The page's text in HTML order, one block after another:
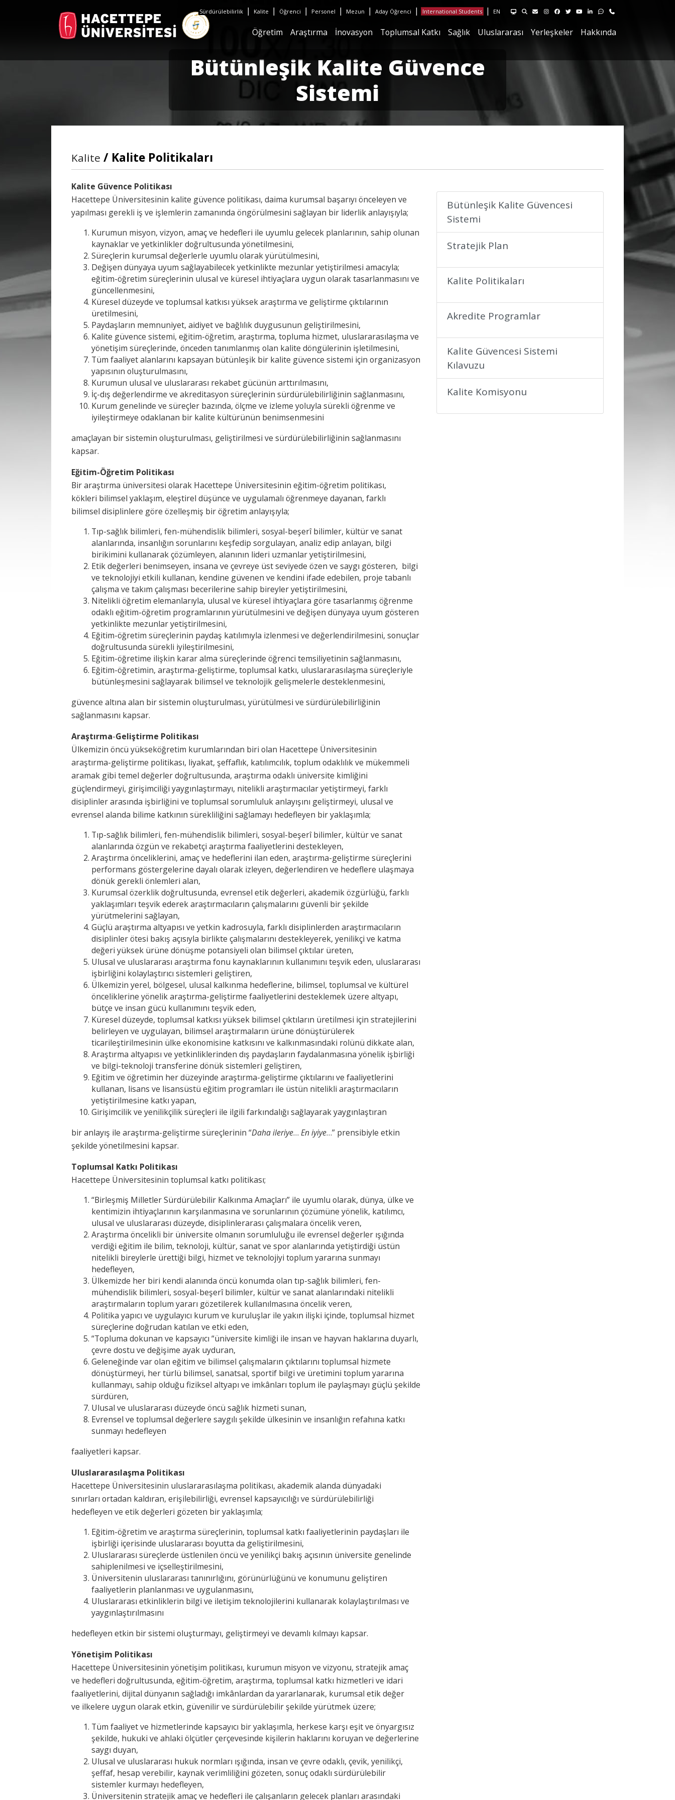
HUYSIS Hacettepe Yönetim Sistemlerini ziyaret edin
Site içi arama sayfasını ziyaret ediniz
Hacettepe Bilgi İşlem E-posta sayfasını ziyaret
Instagram sayfamızı ziyaret edin
Facebook sayfamızı ziyaret edin
X sayfamızı ziyaret edin
Youtube sayfamızı ziyaret edin
Linkedin sayfamızı ziyaret
Geri Bildirim sayfamızı
Sürdürülebilirlik | Kalite | Öğrenci | Personel | Mezun | Aday Öğrenci | International Students | EN
Öğretim Araştırma İnovasyon Toplumsal Katkı Sağlık Uluslararası Yerleşkeler Hakkında
Bütünleşik Kalite Güvence
Sistemi
Kalite / Kalite Politikaları
Kalite Güvence Politikası
Hacettepe Üniversitesinin kalite güvence politikası, daima kurumsal başarıyı önceleyen ve
yapılması gerekli iş ve işlemlerin zamanında öngörülmesini sağlayan bir liderlik anlayışıyla;
Kurumun misyon, vizyon, amaç ve hedefleri ile uyumlu gelecek planlarının, sahip olunan
kaynaklar ve yetkinlikler doğrultusunda yönetilmesini,
Süreçlerin kurumsal değerlerle uyumlu olarak yürütülmesini,
Değişen dünyaya uyum sağlayabilecek yetkinlikte mezunlar yetiştirilmesi amacıyla;
eğitim-öğretim süreçlerinin ulusal ve küresel ihtiyaçlara uygun olarak tasarlanmasını ve
güncellenmesini,
Küresel düzeyde ve toplumsal katkısı yüksek araştırma ve geliştirme çıktılarının
üretilmesini,
Paydaşların memnuniyet, aidiyet ve bağlılık duygusunun geliştirilmesini,
Kalite güvence sistemi, eğitim-öğretim, araştırma, topluma hizmet, uluslararasılaşma ve
yönetişim süreçlerinde, önceden tanımlanmış olan kalite döngülerinin işletilmesini,
Tüm faaliyet alanlarını kapsayan bütünleşik bir kalite güvence sistemi için organizasyon
yapısının oluşturulmasını,
Kurumun ulusal ve uluslararası rekabet gücünün arttırılmasını,
İç-dış değerlendirme ve akreditasyon süreçlerinin sürdürülebilirliğinin sağlanmasını,
Kurum genelinde ve süreçler bazında, ölçme ve izleme yoluyla sürekli öğrenme ve
iyileştirmeye odaklanan bir kalite kültürünün benimsenmesini
amaçlayan bir sistemin oluşturulması, geliştirilmesi ve sürdürülebilirliğinin sağlanmasını
kapsar.
Eğitim-Öğretim Politikası
Bir araştırma üniversitesi olarak Hacettepe Üniversitesinin eğitim-öğretim politikası,
kökleri bilimsel yaklaşım, eleştirel düşünce ve uygulamalı öğrenmeye dayanan, farklı
bilimsel disiplinlere göre özelleşmiş bir öğretim anlayışıyla;
Tıp-sağlık bilimleri, fen-mühendislik bilimleri, sosyal-beşerî bilimler, kültür ve sanat
alanlarında, insanlığın sorunlarını keşfedip sorgulayan, analiz edip anlayan, bilgi
birikimini kullanarak çözümleyen, alanının lideri uzmanlar yetiştirilmesini,
Etik değerleri benimseyen, insana ve çevreye üst seviyede özen ve saygı gösteren, bilgi
ve teknolojiyi etkili kullanan, kendine güvenen ve kendini ifade edebilen, proje tabanlı
çalışma ve takım çalışması becerilerine sahip bireyler yetiştirilmesini,
Nitelikli öğretim elemanlarıyla, ulusal ve küresel ihtiyaçlara göre tasarlanmış öğrenme
odaklı eğitim-öğretim programlarının yürütülmesini ve değişen dünyaya uyum gösteren
yetkinlikte mezunlar yetiştirilmesini,
Eğitim-öğretim süreçlerinin paydaş katılımıyla izlenmesi ve değerlendirilmesini, sonuçlar
doğrultusunda sürekli iyileştirilmesini,
Eğitim-öğretime ilişkin karar alma süreçlerinde öğrenci temsiliyetinin sağlanmasını,
Eğitim-öğretimin, araştırma-geliştirme, toplumsal katkı, uluslararasılaşma süreçleriyle
bütünleşmesini sağlayarak bilimsel ve teknolojik gelişmelerle desteklenmesini,
güvence altına alan bir sistemin oluşturulması, yürütülmesi ve sürdürülebilirliğinin
sağlanmasını kapsar.
Araştırma-Geliştirme Politikası
Ülkemizin öncü yükseköğretim kurumlarından biri olan Hacettepe Üniversitesinin
araştırma-geliştirme politikası, liyakat, şeffaflık, katılımcılık, toplum odaklılık ve mükemmeli
aramak gibi temel değerler doğrultusunda, araştırma odaklı üniversite kimliğini
güçlendirmeyi, girişimciliği yaygınlaştırmayı, nitelikli araştırmacılar yetiştirmeyi, farklı
disiplinler arasında işbirliğini ve toplumsal sorumluluk anlayışını geliştirmeyi, ulusal ve
evrensel alanda bilime katkının sürekliliğini sağlamayı hedefleyen bir yaklaşımla;
Tıp-sağlık bilimleri, fen-mühendislik bilimleri, sosyal-beşerî bilimler, kültür ve sanat
alanlarında özgün ve rekabetçi araştırma faaliyetlerini destekleyen,
Araştırma önceliklerini, amaç ve hedeflerini ilan eden, araştırma-geliştirme süreçlerini
performans göstergelerine dayalı olarak izleyen, değerlendiren ve hedeflere ulaşmaya
dönük gerekli önlemleri alan,
Kurumsal özerklik doğrultusunda, evrensel etik değerleri, akademik özgürlüğü, farklı
yaklaşımları teşvik ederek araştırmacıların çalışmalarını güvenli bir şekilde
yürütmelerini sağlayan,
Güçlü araştırma altyapısı ve yetkin kadrosuyla, farklı disiplinlerden araştırmacıların
disiplinler ötesi bakış açısıyla birlikte çalışmalarını destekleyerek, yenilikçi ve katma
değeri yüksek ürüne dönüşme potansiyeli olan bilimsel çıktılar üreten,
Ulusal ve uluslararası araştırma fonu kaynaklarının kullanımını teşvik eden, uluslararası
işbirliğini kolaylaştırıcı sistemleri geliştiren,
Ülkemizin yerel, bölgesel, ulusal kalkınma hedeflerine, bilimsel, toplumsal ve kültürel
önceliklerine yönelik araştırma-geliştirme faaliyetlerini desteklemek üzere altyapı,
bütçe ve insan gücü kullanımını teşvik eden,
Küresel düzeyde, toplumsal katkısı yüksek bilimsel çıktıların üretilmesi için stratejilerini
belirleyen ve uygulayan, bilimsel araştırmaların ürüne dönüştürülerek
ticarileştirilmesinin ülke ekonomisine katkısını ve kalkınmasındaki rolünü dikkate alan,
Araştırma altyapısı ve yetkinliklerinden dış paydaşların faydalanmasına yönelik işbirliği
ve bilgi-teknoloji transferine dönük sistemleri geliştiren,
Eğitim ve öğretimin her düzeyinde araştırma-geliştirme çıktılarını ve faaliyetlerini
kullanan, lisans ve lisansüstü eğitim programları ile üstün nitelikli araştırmacıların
yetiştirilmesine katkı yapan,
Girişimcilik ve yenilikçilik süreçleri ile ilgili farkındalığı sağlayarak yaygınlaştıran
bir anlayış ile araştırma-geliştirme süreçlerinin “Daha ileriye… En iyiye…” prensibiyle etkin
şekilde yönetilmesini kapsar.
Toplumsal Katkı Politikası
Hacettepe Üniversitesinin toplumsal katkı politikası;
“Birleşmiş Milletler Sürdürülebilir Kalkınma Amaçları” ile uyumlu olarak, dünya, ülke ve
kentimizin ihtiyaçlarının karşılanmasına ve sorunlarının çözümüne yönelik, katılımcı,
ulusal ve uluslararası düzeyde, disiplinlerarası çalışmalara öncelik veren,
Araştırma öncelikli bir üniversite olmanın sorumluluğu ile evrensel değerler ışığında
verdiği eğitim ile bilim, teknoloji, kültür, sanat ve spor alanlarında yetiştirdiği üstün
nitelikli bireylerle ürettiği bilgi, hizmet ve teknolojiyi toplum yararına sunmayı
hedefleyen,
Ülkemizde her biri kendi alanında öncü konumda olan tıp-sağlık bilimleri, fen-
mühendislik bilimleri, sosyal-beşerî bilimler, kültür ve sanat alanlarındaki nitelikli
araştırmaların toplum yararı gözetilerek kullanılmasına öncelik veren,
Politika yapıcı ve uygulayıcı kurum ve kuruluşlar ile yakın ilişki içinde, toplumsal hizmet
süreçlerine doğrudan katılan ve etki eden,
“Topluma dokunan ve kapsayıcı “üniversite kimliği ile insan ve hayvan haklarına duyarlı,
çevre dostu ve değişime ayak uyduran,
Geleneğinde var olan eğitim ve bilimsel çalışmaların çıktılarını toplumsal hizmete
dönüştürmeyi, her türlü bilimsel, sanatsal, sportif bilgi ve üretimini toplum yararına
kullanmayı, sahip olduğu fiziksel altyapı ve imkânları toplum ile paylaşmayı güçlü şekilde
sürdüren,
Ulusal ve uluslararası düzeyde öncü sağlık hizmeti sunan,
Evrensel ve toplumsal değerlere saygılı şekilde ülkesinin ve insanlığın refahına katkı
sunmayı hedefleyen
faaliyetleri kapsar.
Uluslararasılaşma Politikası
Hacettepe Üniversitesinin uluslararasılaşma politikası, akademik alanda dünyadaki
sınırları ortadan kaldıran, erişilebilirliği, evrensel kapsayıcılığı ve sürdürülebilirliği
hedefleyen ve etik değerleri gözeten bir yaklaşımla;
Eğitim-öğretim ve araştırma süreçlerinin, toplumsal katkı faaliyetlerinin paydaşları ile
işbirliği içerisinde uluslararası boyutta da geliştirilmesini,
Uluslararası süreçlerde üstlenilen öncü ve yenilikçi bakış açısının üniversite genelinde
sahiplenilmesi ve içselleştirilmesini,
Üniversitenin uluslararası tanınırlığını, görünürlüğünü ve konumunu geliştiren
faaliyetlerin planlanması ve uygulanmasını,
Uluslararası etkinliklerin bilgi ve iletişim teknolojilerini kullanarak kolaylaştırılması ve
yaygınlaştırılmasını
hedefleyen etkin bir sistemi oluşturmayı, geliştirmeyi ve devamlı kılmayı kapsar.
Yönetişim Politikası
Hacettepe Üniversitesinin yönetişim politikası, kurumun misyon ve vizyonu, stratejik amaç
ve hedefleri doğrultusunda, eğitim-öğretim, araştırma, toplumsal katkı hizmetleri ve idari
faaliyetlerini, dijital dünyanın sağladığı imkânlardan da yararlanarak, kurumsal etik değer
ve ilkelere uygun olarak etkin, güvenilir ve sürdürülebilir şekilde yürütmek üzere;
Tüm faaliyet ve hizmetlerinde kapsayıcı bir yaklaşımla, herkese karşı eşit ve önyargısız
şekilde, hukuki ve ahlaki ölçütler çerçevesinde kişilerin haklarını koruyan ve değerlerine
saygı duyan,
Ulusal ve uluslararası hukuk normları ışığında, insan ve çevre odaklı, çevik, yenilikçi,
şeffaf, hesap verebilir, kaynak verimliliğini gözeten, sonuç odaklı sürdürülebilir
sistemler kurmayı hedefleyen,
Üniversitenin stratejik amaç ve hedefleri ile çalışanların gelecek planları arasındaki
Bütünleşik Kalite Güvencesi
Sistemi
Stratejik Plan
Kalite Politikaları
Akredite Programlar
Kalite Güvencesi Sistemi
Kılavuzu
Kalite Komisyonu